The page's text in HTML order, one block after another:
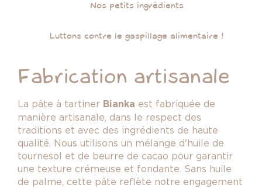
Nos petits ingrédients
Luttons contre le gaspillage alimentaire !
Fabrication artisanale
La pâte à tartiner Bianka est fabriquée de
manière artisanale, dans le respect des
traditions et avec des ingrédients de haute
qualité. Nous utilisons un mélange d'huile de
tournesol et de beurre de cacao pour garantir
une texture crémeuse et fondante. Sans huile
de palme, cette pâte reflète notre engagement